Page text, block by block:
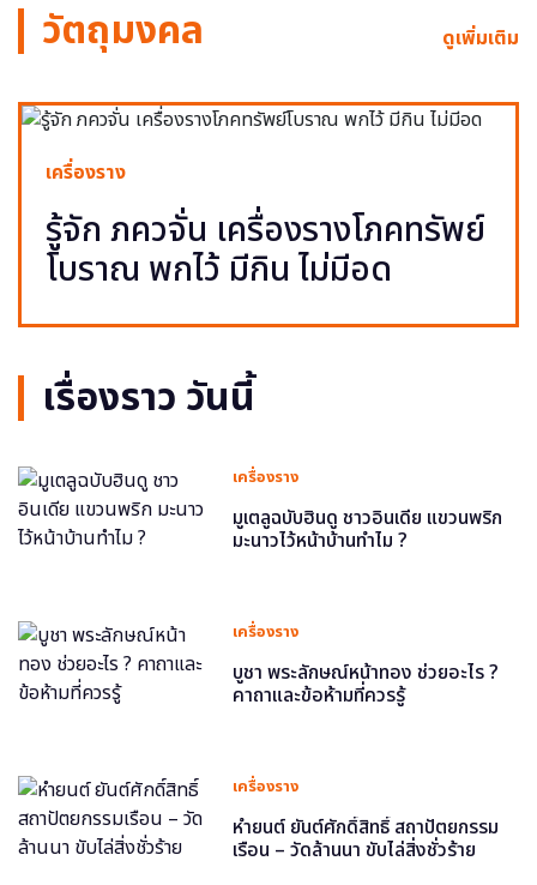
วัตถุมงคล ดูเพิ่มเติม
เครื่องราง
รู้จัก ภควจั่น เครื่องรางโภคทรัพย์
โบราณ พกไว้ มีกิน ไม่มีอด
เรื่องราว วันนี้
เครื่องราง
มูเตลูฉบับฮินดู ชาวอินเดีย แขวนพริก
มะนาวไว้หน้าบ้านทำไม ?
เครื่องราง
บูชา พระลักษณ์หน้าทอง ช่วยอะไร ?
คาถาและข้อห้ามที่ควรรู้
เครื่องราง
หำยนต์ ยันต์ศักดิ์สิทธิ์ สถาปัตยกรรม
เรือน – วัดล้านนา ขับไล่สิ่งชั่วร้าย